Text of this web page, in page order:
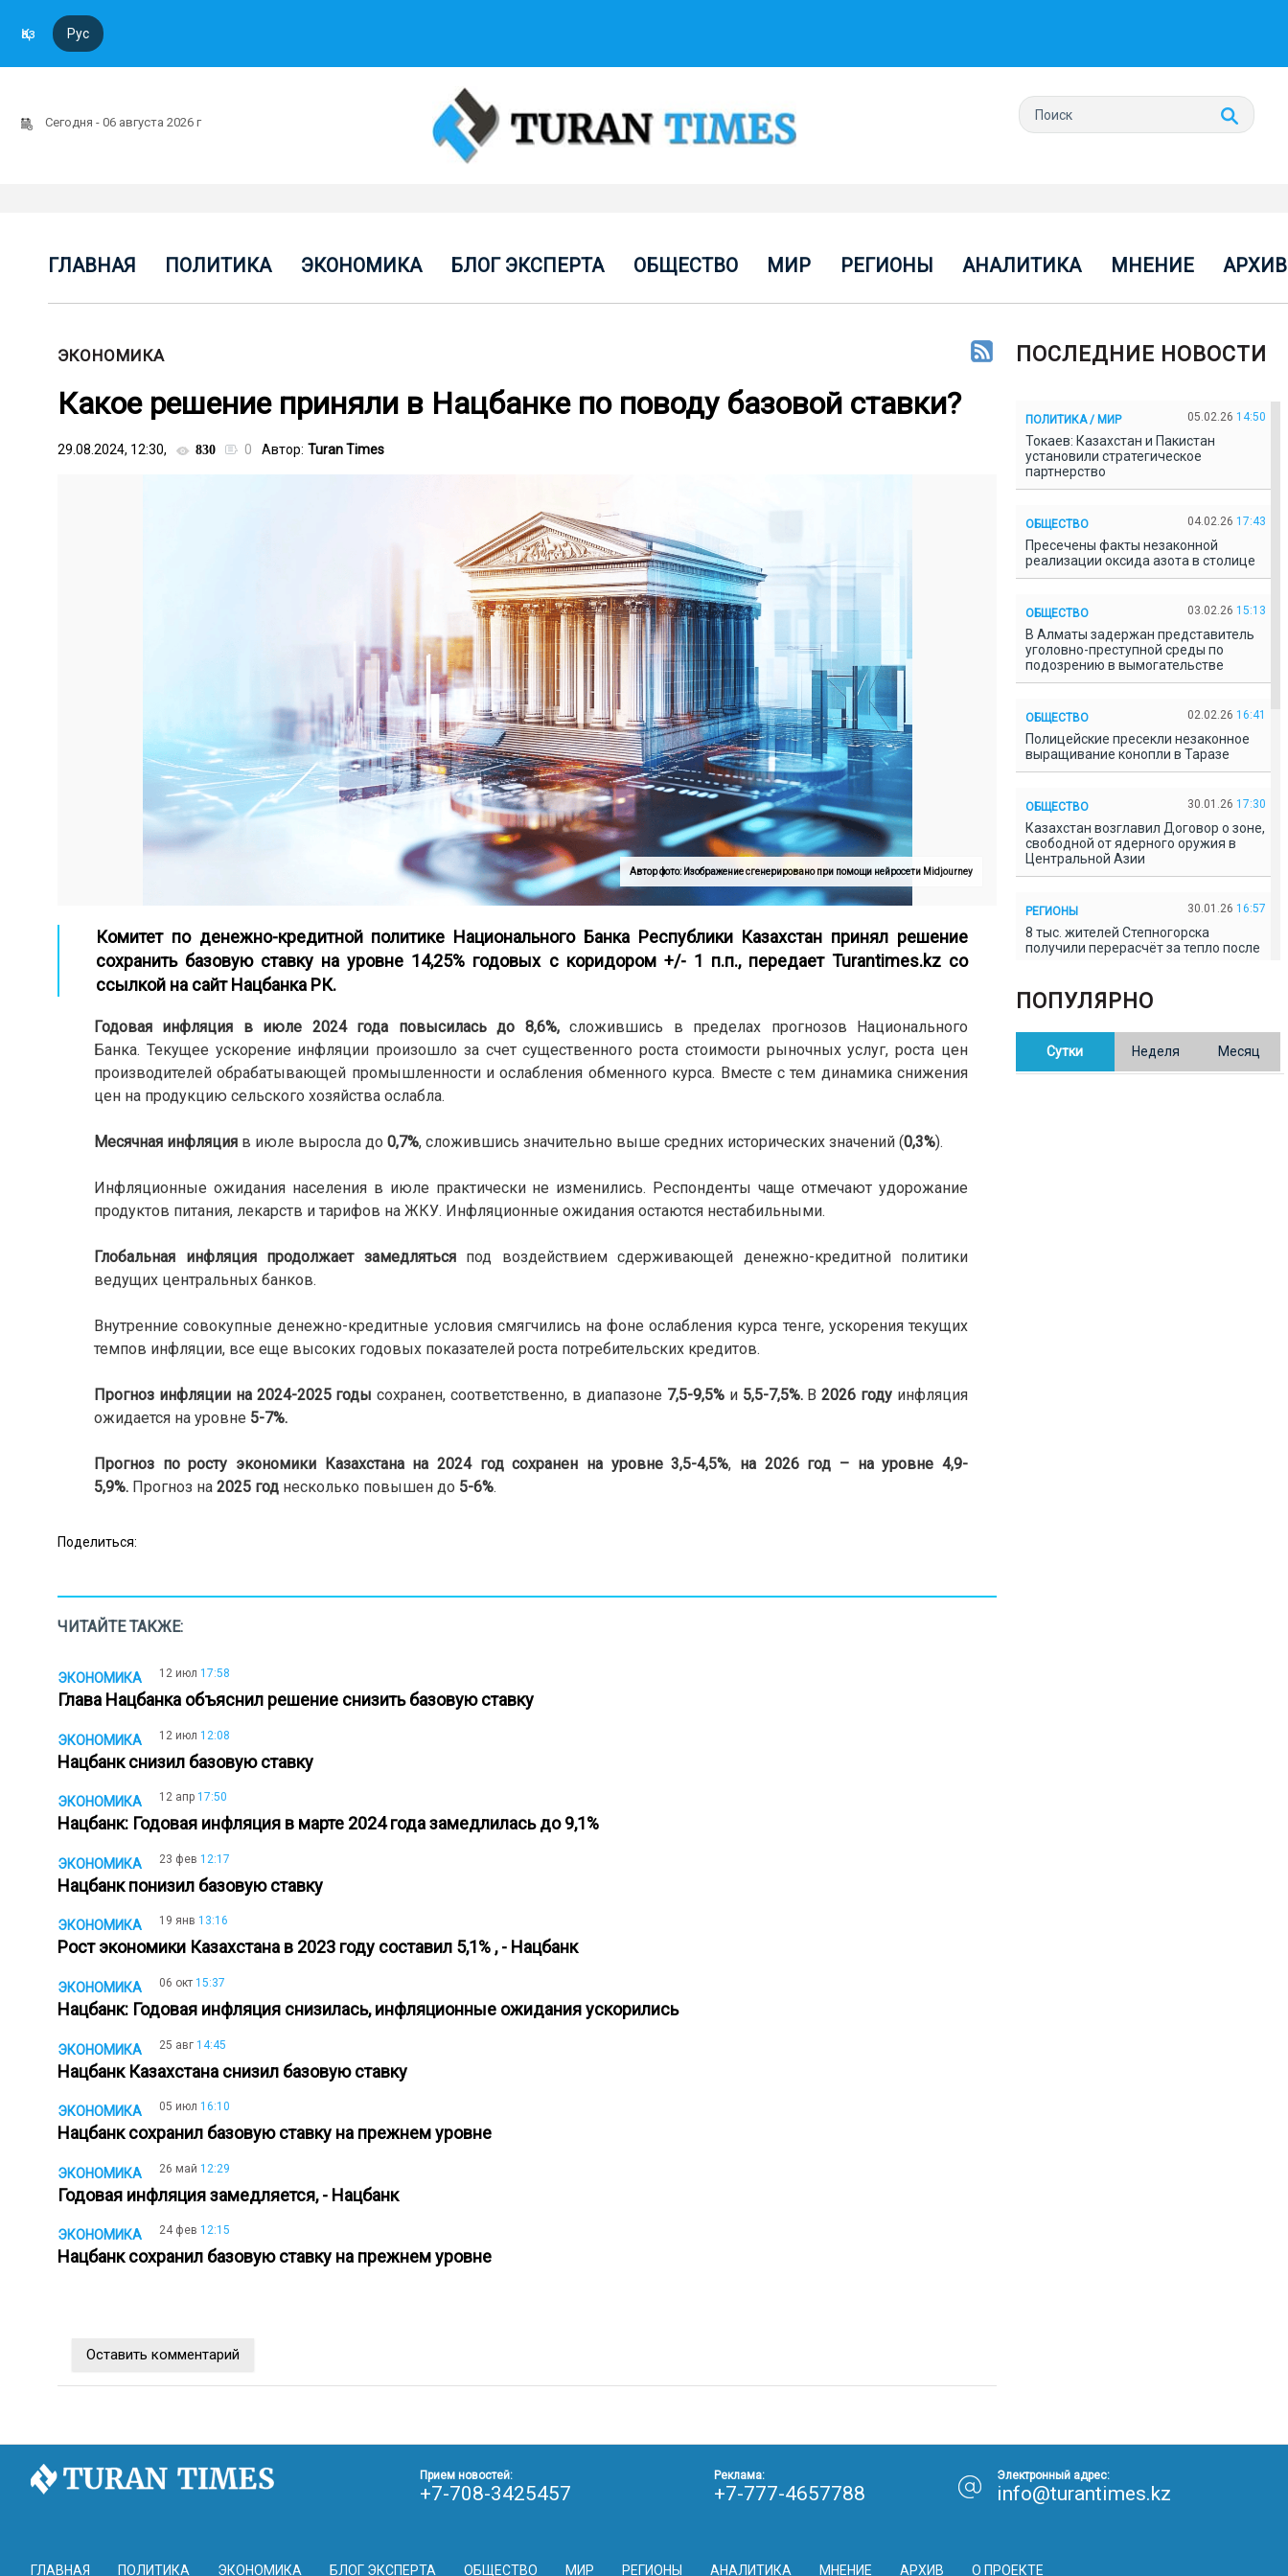
Қаз Рус
Сегодня - 06 августа 2026 г
ГЛАВНАЯ ПОЛИТИКА ЭКОНОМИКА БЛОГ ЭКСПЕРТА ОБЩЕСТВО МИР РЕГИОНЫ АНАЛИТИКА МНЕНИЕ АРХИВ
ЭКОНОМИКА
Какое решение приняли в Нацбанке по поводу базовой ставки?
29.08.2024, 12:30, 830 0 Автор: Turan Times
Автор фото: Изображение сгенерировано при помощи нейросети Midjourney
Комитет по денежно-кредитной политике Национального Банка Республики Казахстан принял решение
сохранить базовую ставку на уровне 14,25% годовых с коридором +/- 1 п.п., передает Turantimes.kzсо
ссылкой на сайт Нацбанка РК.
Годовая инфляция в июле 2024 года повысилась до 8,6%,сложившись в пределах прогнозов Национального
Банка. Текущее ускорение инфляции произошло за счет существенного роста стоимости рыночных услуг, роста цен
производителей обрабатывающей промышленности и ослабления обменного курса. Вместе с тем динамика снижения
цен на продукцию сельского хозяйства ослабла.
Месячная инфляция в июле выросла до 0,7%, сложившись значительно выше средних исторических значений (0,3%).
Инфляционные ожидания населения в июле практически не изменились. Респонденты чаще отмечают удорожание
продуктов питания, лекарств и тарифов на ЖКУ. Инфляционные ожидания остаются нестабильными.
Глобальная инфляцияпродолжает замедляться
под воздействием сдерживающей денежно-кредитной политики
ведущих центральных банков.
Внутренние совокупные денежно-кредитные условия смягчились на фоне ослабления курса тенге, ускорения текущих
темпов инфляции, все еще высоких годовых показателей роста потребительских кредитов.
Прогноз инфляции на2024-2025 годысохранен, соответственно, в диапазоне 7,5-9,5% и5,5-7,5%. В2026 году инфляция
ожидается на уровне 5-7%.
Прогноз по росту экономики Казахстана на 2024 годсохранен на уровне3,5-4,5%, на 2026 год – на уровне 4,9-
5,9%. Прогноз на 2025 год несколько повышен до 5-6%.
Поделиться:
ЧИТАЙТЕ ТАКЖЕ:
ЭКОНОМИКА 12 июл 17:58
Глава Нацбанка объяснил решение снизить базовую ставку
ЭКОНОМИКА 12 июл 12:08
Нацбанк снизил базовую ставку
ЭКОНОМИКА 12 апр 17:50
Нацбанк: Годовая инфляция в марте 2024 года замедлилась до 9,1%
ЭКОНОМИКА 23 фев 12:17
Нацбанк понизил базовую ставку
ЭКОНОМИКА 19 янв 13:16
Рост экономики Казахстана в 2023 году составил 5,1% , - Нацбанк
ЭКОНОМИКА 06 окт 15:37
Нацбанк: Годовая инфляция снизилась, инфляционные ожидания ускорились
ЭКОНОМИКА 25 авг 14:45
Нацбанк Казахстана снизил базовую ставку
ЭКОНОМИКА 05 июл 16:10
Нацбанк сохранил базовую ставку на прежнем уровне
ЭКОНОМИКА 26 май 12:29
Годовая инфляция замедляется, - Нацбанк
ЭКОНОМИКА 24 фев 12:15
Нацбанк сохранил базовую ставку на прежнем уровне
Оставить комментарий
ПОСЛЕДНИЕ НОВОСТИ
ПОЛИТИКА / МИР 05.02.26 14:50
Токаев: Казахстан и Пакистан
установили стратегическое
партнерство
ОБЩЕСТВО 04.02.26 17:43
Пресечены факты незаконной
реализации оксида азота в столице
ОБЩЕСТВО 03.02.26 15:13
В Алматы задержан представитель
уголовно-преступной среды по
подозрению в вымогательстве
ОБЩЕСТВО 02.02.26 16:41
Полицейские пресекли незаконное
выращивание конопли в Таразе
ОБЩЕСТВО 30.01.26 17:30
Казахстан возглавил Договор о зоне,
свободной от ядерного оружия в
Центральной Азии
РЕГИОНЫ 30.01.26 16:57
8 тыс. жителей Степногорска
получили перерасчёт за тепло после
В Казахстане готовят новую
редакцию Конституции: меняется
ПОПУЛЯРНО
Сутки Неделя Месяц
ГЛАВНАЯ ПОЛИТИКА ЭКОНОМИКА БЛОГ ЭКСПЕРТА ОБЩЕСТВО МИР РЕГИОНЫ АНАЛИТИКА МНЕНИЕ АРХИВ О ПРОЕКТЕ
Прием новостей:
+7-708-3425457
Реклама:
+7-777-4657788
Электронный адрес:
info@turantimes.kz